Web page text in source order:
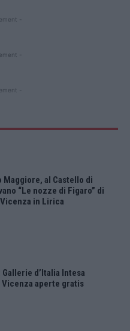
-
-
-
al Castello di
“Le nozze di Figaro” di
in Lirica
d’Italia Intesa
Vicenza aperte gratis